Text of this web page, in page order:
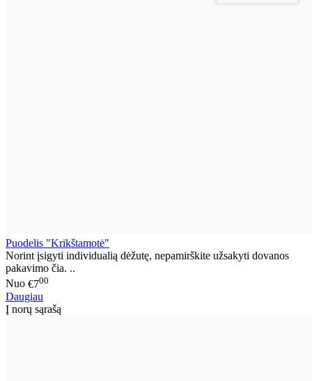
Puodelis "Krikštamotė"
Norint įsigyti individualią dėžutę, nepamirškite užsakyti dovanos
pakavimo čia. ..
Nuo €700
Daugiau
Į norų sąrašą